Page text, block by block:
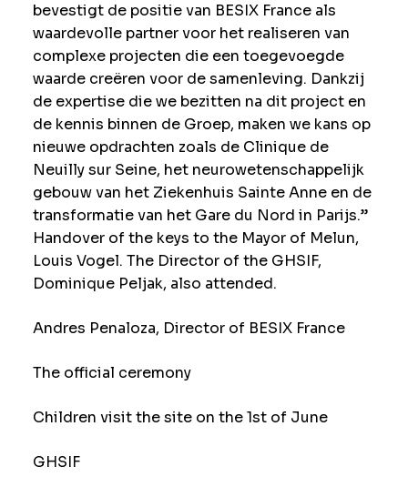
bevestigt de positie van BESIX France als
waardevolle partner voor het realiseren van
complexe projecten die een toegevoegde
waarde creëren voor de samenleving. Dankzij
de expertise die we bezitten na dit project en
de kennis binnen de Groep, maken we kans op
nieuwe opdrachten zoals de Clinique de
Neuilly sur Seine, het neurowetenschappelijk
gebouw van het Ziekenhuis Sainte Anne en de
transformatie van het Gare du Nord in Parijs.”
Handover of the keys to the Mayor of Melun,
Louis Vogel. The Director of the GHSIF,
Dominique Peljak, also attended.
Andres Penaloza, Director of BESIX France
The official ceremony
Children visit the site on the 1st of June
GHSIF